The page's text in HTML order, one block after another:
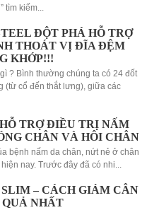
tìm kiếm...
ĐỘT PHÁ HỖ TRỢ
THOÁT VỊ ĐĨA ĐỆM
KHỚP!!!
? Bình thường chúng ta có 24 đốt
(từ cổ đến thắt lưng), giữa các
TRỢ ĐIỀU TRỊ NẤM
CHÂN VÀ HÔI CHÂN
bệnh nấm da chân, nứt nẻ ở chân
nay. Trước đây đã có nhi...
– CÁCH GIẢM CÂN
NHẤT